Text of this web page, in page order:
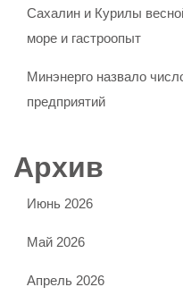
Сахалин и Курилы
море и гастроопыт
Минэнерго назвало
предприятий
Архив
Июнь 2026
Май 2026
Апрель 2026